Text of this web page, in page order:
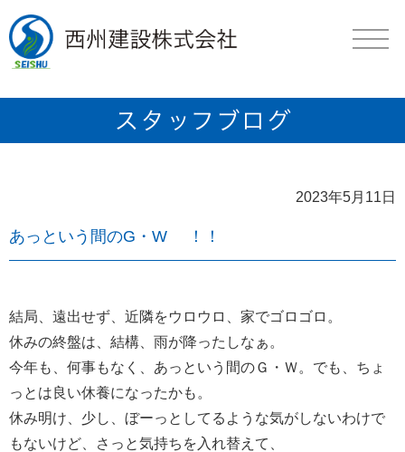
2023年5月11日
あっという間のG・W ！！
結局、遠出せず、近隣をウロウロ、家でゴロゴロ。
休みの終盤は、結構、雨が降ったしなぁ。
今年も、何事もなく、あっという間のＧ・Ｗ。でも、ちょ
っとは良い休養になったかも。
休み明け、少し、ぼーっとしてるような気がしないわけで
もないけど、さっと気持ちを入れ替えて、